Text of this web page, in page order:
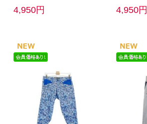
4,950円 4,950円